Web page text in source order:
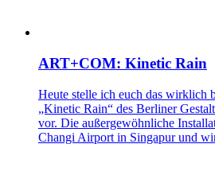
ART+COM: Kinetic Rain
Heute stelle ich euch das wirklich
„Kinetic Rain“ des Berliner
vor. Die außergewöhnliche
Changi Airport in Singapur und